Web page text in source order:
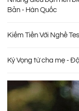
Bản - Hàn Quốc
Kiếm Tiền Với Nghề
Kỳ Vọng từ cha mẹ -